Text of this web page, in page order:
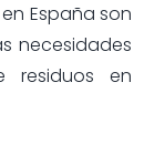
España son
necesidades
residuos en